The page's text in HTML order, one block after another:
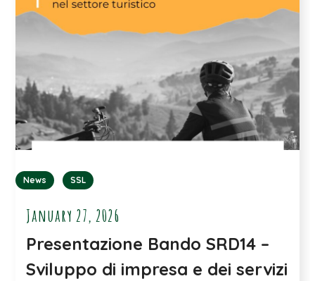
News SSL
January 27, 2026
Presentazione Bando SRD14 –
Sviluppo di impresa e dei servizi